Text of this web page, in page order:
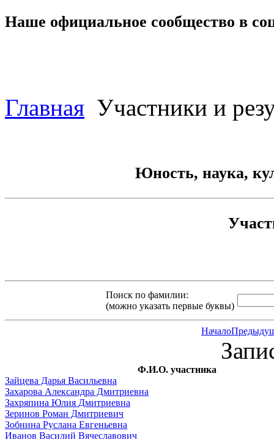
Наше официальное сообщество в
Главная Участники и
Юность, наука,
Поиск по фамилии:
(можно указать первые буквы)
Начало
Ф.И.О. участника
Зайцева Дарья Васильевна
Захарова Александра Дмитриевна
Захряпина Юлия Дмитриевна
Зеринов Роман Дмитриевич
Зобнина Руслана Евгеньевна
Иванов Василий Вячеславович